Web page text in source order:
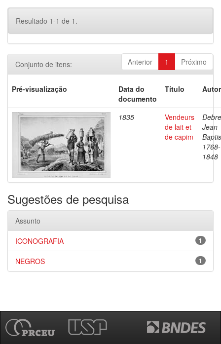
Resultado 1-1 de 1.
Anterior 1 Próximo
Conjunto de itens:
Pré-visualização
Data do
documento
Título
1835
Vendeurs
de lait et
de capim
Jean
1768-
1848
Sugestões de pesquisa
Assunto
1
ICONOGRAFIA
1
NEGROS